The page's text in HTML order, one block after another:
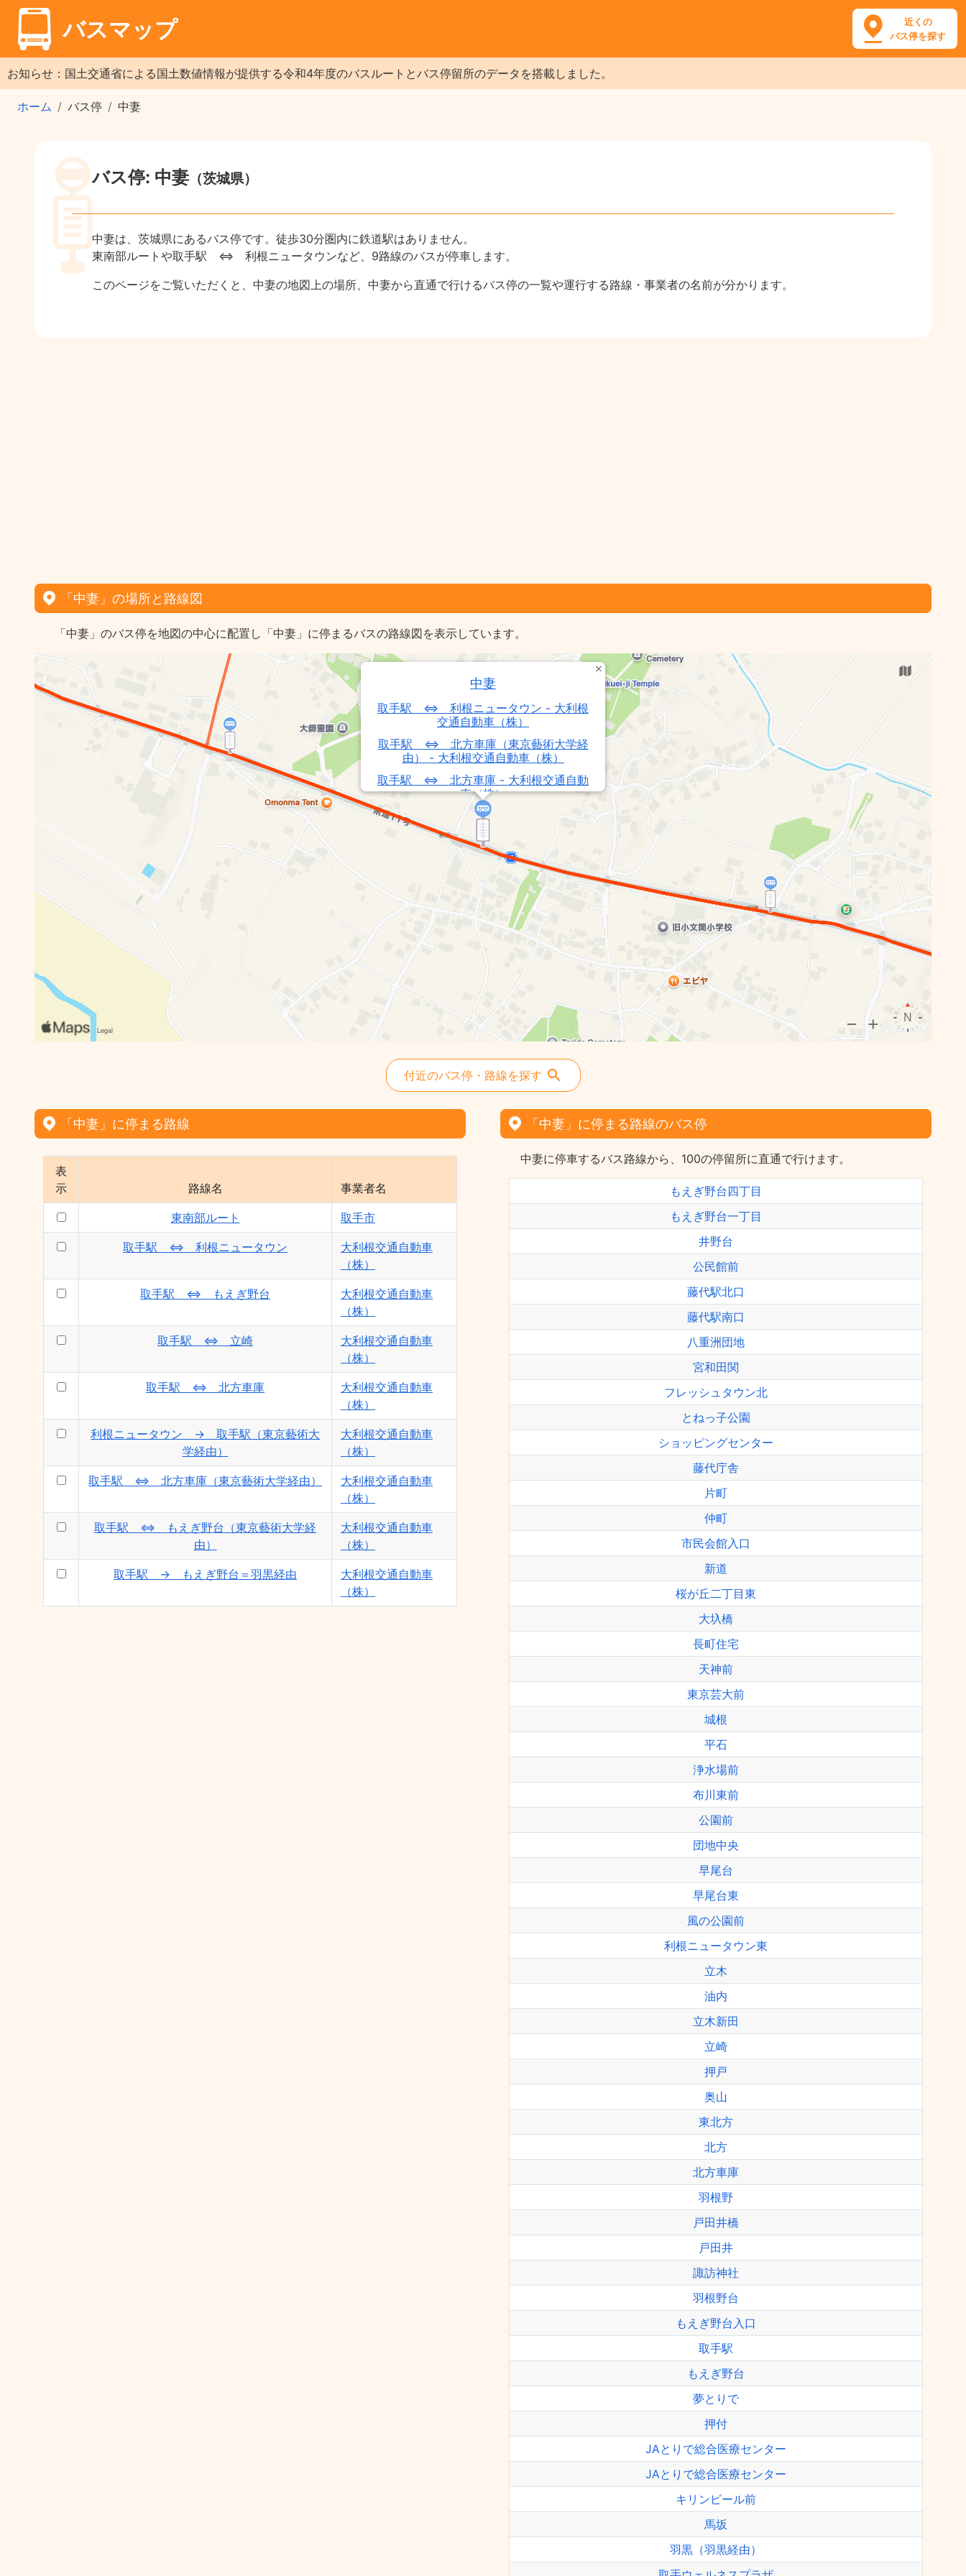
バスマップ
近くの
バス停を探す
お知らせ：国土交通省による国土数値情報が提供する令和4年度のバスルートとバス停留所のデータを搭載しました。
ホーム バス停 中妻
バス停: 中妻 （茨城県）
中妻は、茨城県にあるバス停です。徒歩30分圏内に鉄道駅はありません。
東南部ルートや取手駅 ⇔ 利根ニュータウンなど、9路線のバスが停車します。
このページをご覧いただくと、中妻の地図上の場所、中妻から直通で行けるバス停の一覧や運行する路線・事業者の名前が分かります。
「中妻」の場所と路線図
「中妻」のバス停を地図の中心に配置し「中妻」に停まるバスの路線図を表示しています。
中妻
取手駅 ⇔ 利根ニュータウン - 大利根
交通自動車（株）
取手駅 ⇔ 北方車庫（東京藝術大学経
由） - 大利根交通自動車（株）
取手駅 ⇔ 北方車庫 - 大利根交通自動
車（株）
取手駅 ⇔ 立崎 - 大利根交通自動車
（株）
取手駅 ⇔ もえぎ野台 - 大利根交通自
動車（株）
取手駅 → もえぎ野台＝羽黒経由 - 大利
根交通自動車（株）
利根ニュータウン → 取手駅（東京藝術
大学経由） - 大利根交通自動車（株）
東南部ルート - 取手市
取手駅 ⇔ もえぎ野台（東京藝術大学
経由） - 大利根交通自動車（株）
付近のバス停・路線を探す
「中妻」に停まる路線
表
示
路線名 事業者名
東南部ルート 取手市
取手駅 ⇔ 利根ニュータウン
大利根交通自動車
（株）
取手駅 ⇔ もえぎ野台
大利根交通自動車
（株）
取手駅 ⇔ 立崎
大利根交通自動車
（株）
取手駅 ⇔ 北方車庫
大利根交通自動車
（株）
利根ニュータウン → 取手駅（東京藝術大
学経由）
大利根交通自動車
（株）
取手駅 ⇔ 北方車庫（東京藝術大学経由）
大利根交通自動車
（株）
取手駅 ⇔ もえぎ野台（東京藝術大学経
由）
大利根交通自動車
（株）
取手駅 → もえぎ野台＝羽黒経由
大利根交通自動車
（株）
「中妻」に停まる路線のバス停
中妻に停車するバス路線から、100の停留所に直通で行けます。
もえぎ野台四丁目
もえぎ野台一丁目
井野台
公民館前
藤代駅北口
藤代駅南口
八重洲団地
宮和田関
フレッシュタウン北
とねっ子公園
ショッピングセンター
藤代庁舎
片町
仲町
市民会館入口
新道
桜が丘二丁目東
大圦橋
長町住宅
天神前
東京芸大前
城根
平石
浄水場前
布川東前
公園前
団地中央
早尾台
早尾台東
風の公園前
利根ニュータウン東
立木
油内
立木新田
立崎
押戸
奥山
東北方
北方
北方車庫
羽根野
戸田井橋
戸田井
諏訪神社
羽根野台
もえぎ野台入口
取手駅
もえぎ野台
夢とりで
押付
JAとりで総合医療センター
JAとりで総合医療センター
キリンビール前
馬坂
羽黒（羽黒経由）